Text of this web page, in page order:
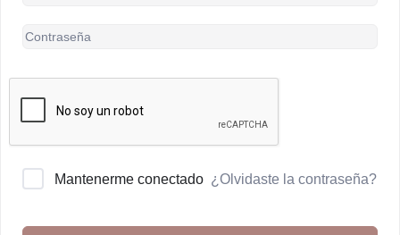
Mantenerme conectado ¿Olvidaste la contraseña?